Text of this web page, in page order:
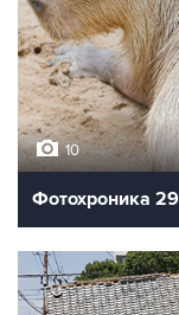
10
Фотохроника